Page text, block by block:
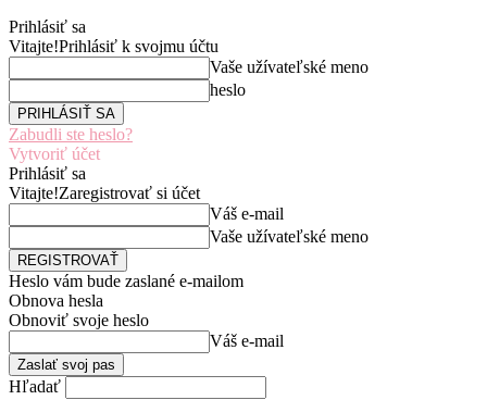
Prihlásiť sa
Vitajte!Prihlásiť k svojmu účtu
Vaše užívateľské meno
heslo
Zabudli ste heslo?
Vytvoriť účet
Prihlásiť sa
Vitajte!Zaregistrovať si účet
Váš e-mail
Vaše užívateľské meno
Heslo vám bude zaslané e-mailom
Obnova hesla
Obnoviť svoje heslo
Váš e-mail
Hľadať